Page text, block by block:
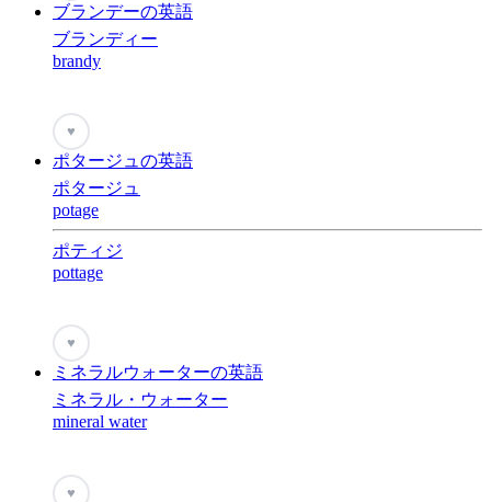
ブランデーの英語
ブランディー
brandy
♥
ポタージュの英語
ポタージュ
potage
ポティジ
pottage
♥
ミネラルウォーターの英語
ミネラル・ウォーター
mineral water
♥